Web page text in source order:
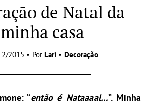
de Natal da
minha casa
2015 • Por Lari • Decoração
“então é Nataaaal…”. Minha